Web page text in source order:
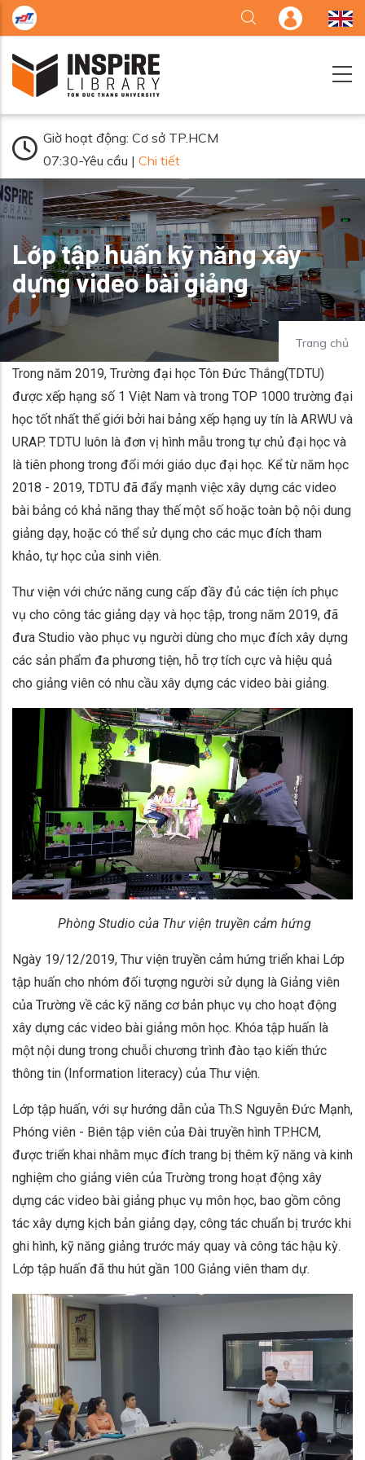
Nhảy đến nội dung
Giờ hoạt động: Cơ sở TP.HCM
07:30-Yêu cầu | Chi tiết
Lớp tập huấn kỹ năng xây
dựng video bài giảng
Trang chủ
Trong năm 2019, Trường đại học Tôn Đức Thắng(TDTU)
được xếp hạng số 1 Việt Nam và trong TOP 1000 trường đại
học tốt nhất thế giới bởi hai bảng xếp hạng uy tín là ARWU và
URAP. TDTU luôn là đơn vị hình mẫu trong tự chủ đại học và
là tiên phong trong đổi mới giáo dục đại học. Kể từ năm học
2018 - 2019, TDTU đã đẩy mạnh việc xây dựng các video
bài bảng có khả năng thay thế một số hoặc toàn bộ nội dung
giảng dạy, hoặc có thể sử dụng cho các mục đích tham
khảo, tự học của sinh viên.
Thư viện với chức năng cung cấp đầy đủ các tiện ích phục
vụ cho công tác giảng dạy và học tập, trong năm 2019, đã
đưa Studio vào phục vụ người dùng cho mục đích xây dựng
các sản phẩm đa phương tiện, hỗ trợ tích cực và hiệu quả
cho giảng viên có nhu cầu xây dựng các video bài giảng.
Phòng Studio của Thư viện truyền cảm hứng
Ngày 19/12/2019, Thư viện truyền cảm hứng triển khai Lớp
tập huấn cho nhóm đối tượng người sử dụng là Giảng viên
của Trường về các kỹ năng cơ bản phục vụ cho hoạt động
xây dựng các video bài giảng môn học. Khóa tập huấn là
một nội dung trong chuỗi chương trình đào tạo kiến thức
thông tin (Information literacy) của Thư viện.
Lớp tập huấn, với sự hướng dẫn của Th.S Nguyễn Đức Mạnh,
Phóng viên - Biên tập viên của Đài truyền hình TP.HCM,
được triển khai nhằm mục đích trang bị thêm kỹ năng và kinh
nghiệm cho giảng viên của Trường trong hoạt động xây
dựng các video bài giảng phục vụ môn học, bao gồm công
tác xây dựng kịch bản giảng dạy, công tác chuẩn bị trước khi
ghi hình, kỹ năng giảng trước máy quay và công tác hậu kỳ.
Lớp tập huấn đã thu hút gần 100 Giảng viên tham dự.